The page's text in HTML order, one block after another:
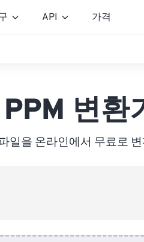
API 가격
PPM 변환
일을 온라인에서 무료로